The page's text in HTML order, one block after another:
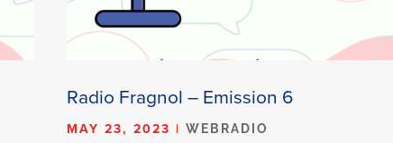
Radio Fragnol – Emission 6
MAY 23, 2023 |WEBRADIO